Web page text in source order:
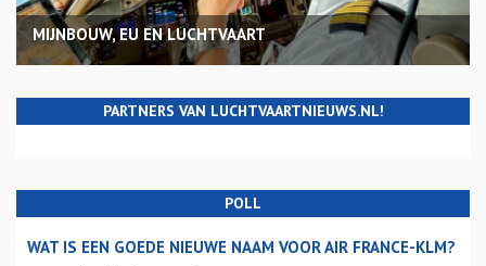
MIJNBOUW, EU EN LUCHTVAART
PARTNERS VAN LUCHTVAARTNIEUWS.NL!
POLL
WAT IS EEN GOEDE NIEUWE NAAM VOOR AIR FRANCE-KLM?